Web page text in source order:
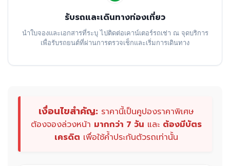
รับรถและเดินทางท่องเที่ยว
นำใบจองและเอกสารที่ระบุ ไปติดต่อเคาน์เตอร์รถเช่า ณ จุดบริการ
เพื่อรับรถยนต์ที่ผ่านการตรวจเช็กและเริ่มการเดินทาง
เงื่อนไขสำคัญ: ราคานี้เป็นคูปองราคาพิเศษ
ต้องจองล่วงหน้า มากกว่า 7 วัน และ ต้องมีบัตร
เครดิต เพื่อใช้ค้ำประกันตัวรถเท่านั้น